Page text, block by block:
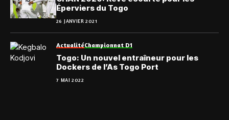
Éperviers du Togo
26 JANVIER 2021
ActualitéChampionnat D1
Togo: Un nouvel entraîneur pour les
Dockers de l’As Togo Port
7 MAI 2022